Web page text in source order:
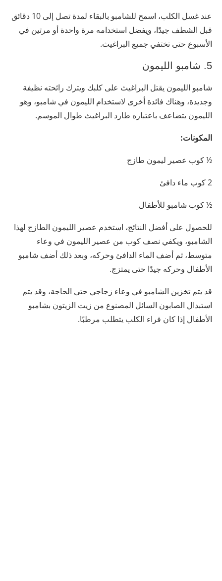
عند غسل الكلب، اسمح للشامبو بالبقاء لمدة تصل إلى 10 دقائق
قبل الشطف جيدًا، ويفضل استخدامه مرة واحدة أو مرتين في
الأسبوع حتى تختفي جميع البراغيث.
5. شامبو الليمون
شامبو الليمون يقتل البراغيث على كلبك ويترك رائحته نظيفة
وجديدة، وهناك فائدة أخرى لاستخدام الليمون في شامبو، وهو
الليمون يتضاعف باعتباره طارد البراغيث طوال الموسم.
المكونات:
½ كوب عصير ليمون طازج
2 كوب ماء دافئ
½ كوب شامبو للأطفال
للحصول على أفضل النتائج، استخدم عصير الليمون الطازج لهذا
الشامبو، ويكفي نصف كوب من عصير الليمون في وعاء
متوسط، ثم أضف الماء الدافئ وحركه، وبعد ذلك أضف شامبو
الأطفال وحركه جيدًا حتى يمتزج.
قد يتم تخزين الشامبو في وعاء زجاجي حتى الحاجة، وقد يتم
استبدال الصابون السائل المصنوع من زيت الزيتون بشامبو
الأطفال إذا كان فراء الكلب يتطلب مرطبًا.